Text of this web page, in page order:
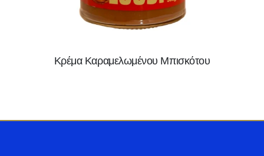
Κρέμα Καραμελωμένου Μπισκότου